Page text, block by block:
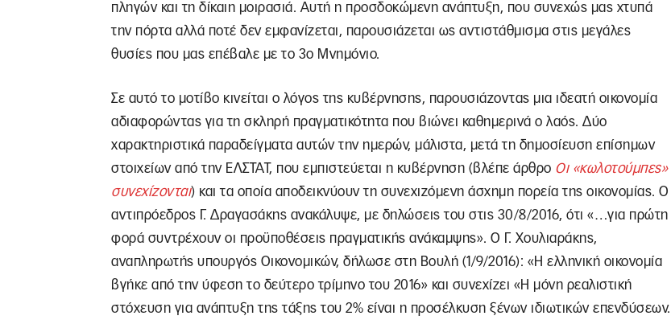
πληγών και τη δίκαιη μοιρασιά. Αυτή η προσδοκώμενη ανάπτυξη, που συνεχώς μας χτυπά
την πόρτα αλλά ποτέ δεν εμφανίζεται, παρουσιάζεται ως αντιστάθμισμα στις μεγάλες
θυσίες που μας επέβαλε με το 3ο Μνημόνιο.
Σε αυτό το μοτίβο κινείται ο λόγος της κυβέρνησης, παρουσιάζοντας μια ιδεατή οικονομία
αδιαφορώντας για τη σκληρή πραγματικότητα που βιώνει καθημερινά ο λαός. Δύο
χαρακτηριστικά παραδείγματα αυτών την ημερών, μάλιστα, μετά τη δημοσίευση επίσημων
στοιχείων από την ΕΛΣΤΑΤ, που εμπιστεύεται η κυβέρνηση (βλέπε άρθρο Οι «κωλοτούμπες»
συνεχίζονται) και τα οποία αποδεικνύουν τη συνεχιζόμενη άσχημη πορεία της οικονομίας. Ο
αντιπρόεδρος Γ. Δραγασάκης ανακάλυψε, με δηλώσεις του στις 30/8/2016, ότι «…για πρώτη
φορά συντρέχουν οι προϋποθέσεις πραγματικής ανάκαμψης». Ο Γ. Χουλιαράκης,
αναπληρωτής υπουργός Οικονομικών, δήλωσε στη Βουλή (1/9/2016): «Η ελληνική οικονομία
βγήκε από την ύφεση το δεύτερο τρίμηνο του 2016» και συνεχίζει «Η μόνη ρεαλιστική
στόχευση για ανάπτυξη της τάξης του 2% είναι η προσέλκυση ξένων ιδιωτικών επενδύσεων.